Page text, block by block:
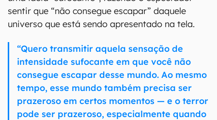
sentir que “não consegue escapar” daquele
universo que está sendo apresentado na tela.
“Quero transmitir aquela sensação de
intensidade sufocante em que você não
consegue escapar desse mundo. Ao mesmo
tempo, esse mundo também precisa ser
prazeroso em certos momentos — e o terror
pode ser prazeroso, especialmente quando